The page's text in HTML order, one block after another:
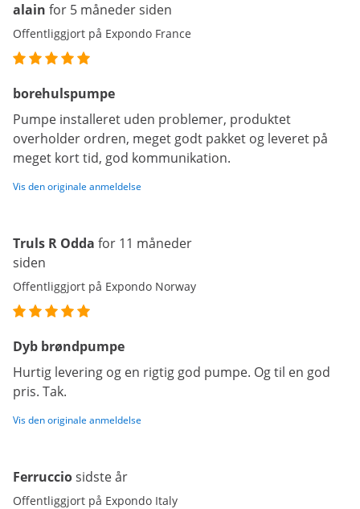
alain for 5 måneder siden
Offentliggjort på Expondo France
borehulspumpe
Pumpe installeret uden problemer, produktet
overholder ordren, meget godt pakket og leveret på
meget kort tid, god kommunikation.
Vis den originale anmeldelse
Truls R Odda for 11 måneder
siden
Offentliggjort på Expondo Norway
Dyb brøndpumpe
Hurtig levering og en rigtig god pumpe. Og til en god
pris. Tak.
Vis den originale anmeldelse
Ferrucciosidste år
Offentliggjort på Expondo Italy